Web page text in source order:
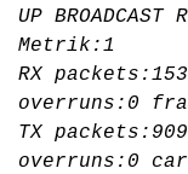
UP BROADCAST
Metrik:1
RX
overruns:0
TX
overruns:0